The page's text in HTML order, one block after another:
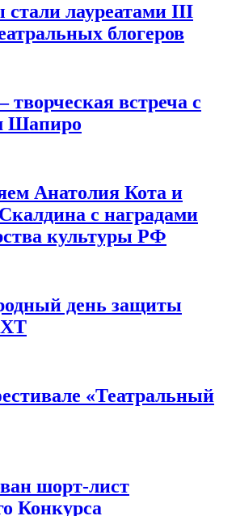
лауреатами III
блогеров
встреча с
Шапиро
Анатолия Кота и
с наградами
культуры РФ
день защиты
«Театральный
шорт-лист
Конкурса